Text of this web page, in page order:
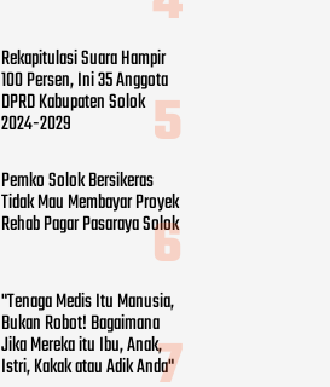
Rekapitulasi Suara Hampir
100 Persen, Ini 35 Anggota
DPRD Kabupaten Solok
2024-2029
Pemko Solok Bersikeras
Tidak Mau Membayar Proyek
Rehab Pagar Pasaraya Solok
"Tenaga Medis Itu Manusia,
Bukan Robot! Bagaimana
Jika Mereka itu Ibu, Anak,
Istri, Kakak atau Adik Anda"